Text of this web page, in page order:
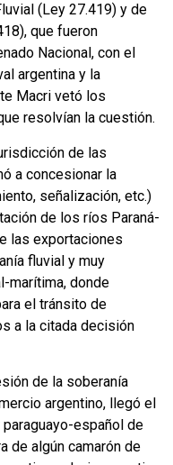
(Ley 27.419) y de
que fueron
Nacional, con el
argentina y la
Macri vetó los
resolvían la cuestión.
de las
a concesionar la
señalización, etc.)
de los ríos Paraná-
las exportaciones
fluvial y muy
marítima, donde
el tránsito de
a la citada decisión
de la soberanía
argentino, llegó el
paraguayo-español de
de algún camarón de